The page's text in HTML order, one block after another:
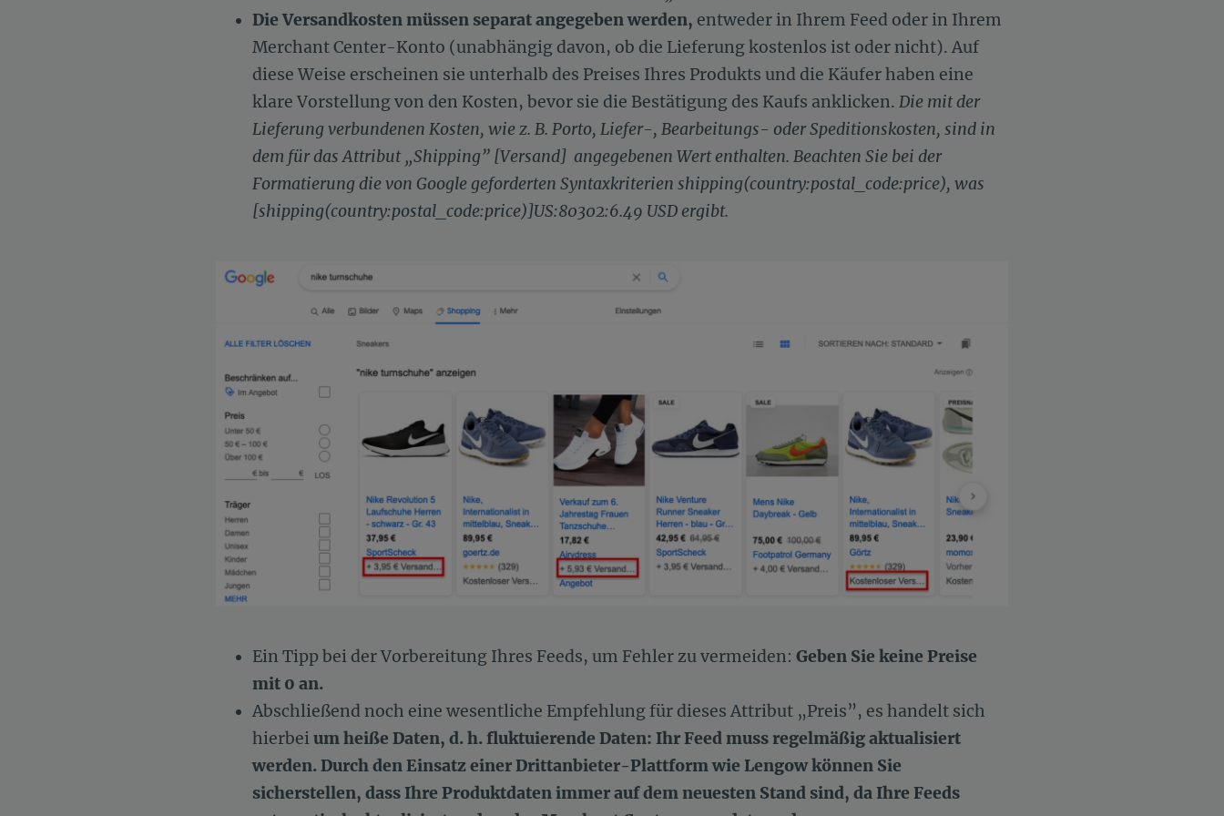
Die Versandkosten müssen separat angegeben werden, entweder in Ihrem Feed oder in Ihrem
Merchant Center-Konto (unabhängig davon, ob die Lieferung kostenlos ist oder nicht). Auf
diese Weise erscheinen sie unterhalb des Preises Ihres Produkts und die Käufer haben eine
klare Vorstellung von den Kosten, bevor sie die Bestätigung des Kaufs anklicken. Die mit der
Lieferung verbundenen Kosten, wie z. B. Porto, Liefer-, Bearbeitungs- oder Speditionskosten, sind in
dem für das Attribut „Shipping” [Versand] angegebenen Wert enthalten. Beachten Sie bei der
Formatierung die von Google geforderten Syntaxkriterien shipping(country:postal_code:price), was
[shipping(country:postal_code:price)]US:80302:6.49 USD ergibt.
Ein Tipp bei der Vorbereitung Ihres Feeds, um Fehler zu vermeiden: Geben Sie keine Preise
mit 0 an.
Abschließend noch eine wesentliche Empfehlung für dieses Attribut „Preis”, es handelt sich
hierbeium heiße Daten, d. h. fluktuierende Daten: Ihr Feed muss regelmäßig aktualisiert
werden.Durch den Einsatz einer Drittanbieter-Plattform wie Lengow können Sie
sicherstellen, dass Ihre Produktdatenimmer auf dem neuesten Stand sind, da Ihre Feeds